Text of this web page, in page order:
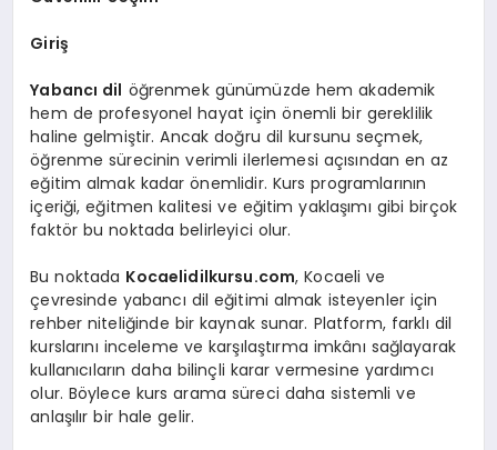
Giriş
Yabancı dil öğrenmek günümüzde hem akademik
hem de profesyonel hayat için önemli bir gereklilik
haline gelmiştir. Ancak doğru dil kursunu seçmek,
öğrenme sürecinin verimli ilerlemesi açısından en az
eğitim almak kadar önemlidir. Kurs programlarının
içeriği, eğitmen kalitesi ve eğitim yaklaşımı gibi birçok
faktör bu noktada belirleyici olur.
Bu noktada Kocaelidilkursu.com, Kocaeli ve
çevresinde yabancı dil eğitimi almak isteyenler için
rehber niteliğinde bir kaynak sunar. Platform, farklı dil
kurslarını inceleme ve karşılaştırma imkânı sağlayarak
kullanıcıların daha bilinçli karar vermesine yardımcı
olur. Böylece kurs arama süreci daha sistemli ve
anlaşılır bir hale gelir.